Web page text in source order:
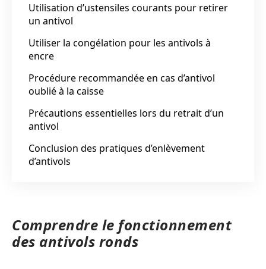
Utilisation d’ustensiles courants pour retirer
un antivol
Utiliser la congélation pour les antivols à
encre
Procédure recommandée en cas d’antivol
oublié à la caisse
Précautions essentielles lors du retrait d’un
antivol
Conclusion des pratiques d’enlèvement
d’antivols
Comprendre le fonctionnement
des antivols ronds